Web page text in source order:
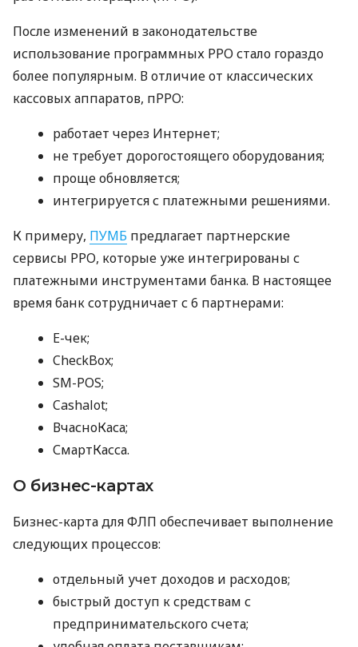
После изменений в законодательстве
использование программных РРО стало гораздо
более популярным. В отличие от классических
кассовых аппаратов, пРРО:
работает через Интернет;
не требует дорогостоящего оборудования;
проще обновляется;
интегрируется с платежными решениями.
К примеру, ПУМБ предлагает партнерские
сервисы РРО, которые уже интегрированы с
платежными инструментами банка. В настоящее
время банк сотрудничает с 6 партнерами:
E-чек;
CheckBox;
SM-POS;
Cashalot;
ВчасноКаса;
СмартКасса.
О бизнес-картах
Бизнес-карта для ФЛП обеспечивает выполнение
следующих процессов:
отдельный учет доходов и расходов;
быстрый доступ к средствам с
предпринимательского счета;